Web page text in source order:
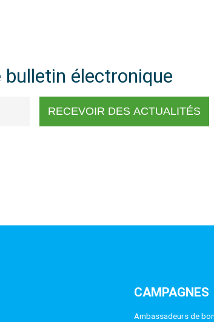
électronique
CAMPAGNES
Ambassadeurs de